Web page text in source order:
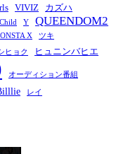
VIVIZ
カズハ
Y QUEENDOM2
X ツキ
ヒョク ヒュニンバヒエ
オーディション番組
レイ